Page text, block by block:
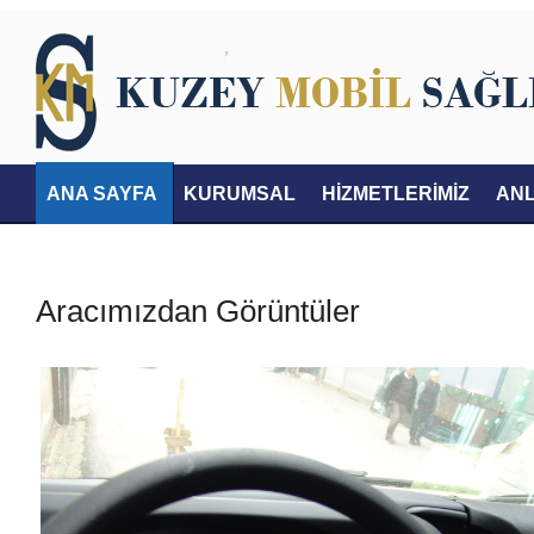
ANA SAYFA KURUMSAL HİZMETLERİMİZ
Aracımızdan Görüntüler